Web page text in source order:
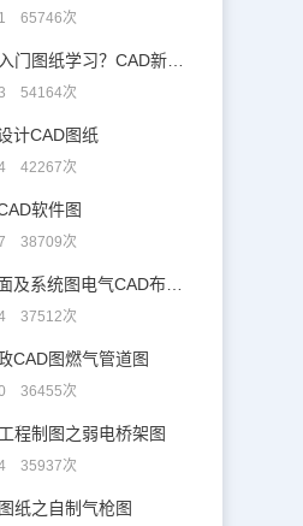
65746次
54164次
计CAD图纸
42267次
软件图
38709次
37512次
CAD图燃气管道图
36455次
程制图之弱电桥架图
35937次
纸之自制气枪图